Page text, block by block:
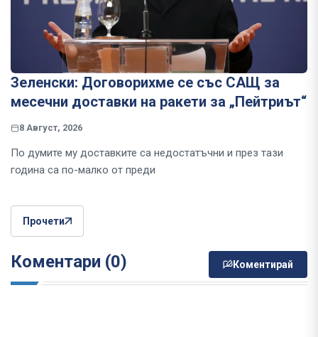
Зеленски: Договорихме се със САЩ за
месечни доставки на ракети за „Пейтриът“
8 Август, 2026
По думите му доставките са недостатъчни и през тази
година са по-малко от преди
Прочети
Коментари (0) Коментирай